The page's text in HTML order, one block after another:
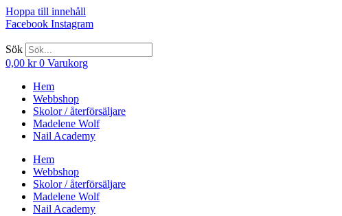
Hoppa till innehåll
Facebook Instagram
Sök
0,00 kr 0 Varukorg
Hem
Webbshop
Skolor / återförsäljare
Madelene Wolf
Nail Academy
Hem
Webbshop
Skolor / återförsäljare
Madelene Wolf
Nail Academy